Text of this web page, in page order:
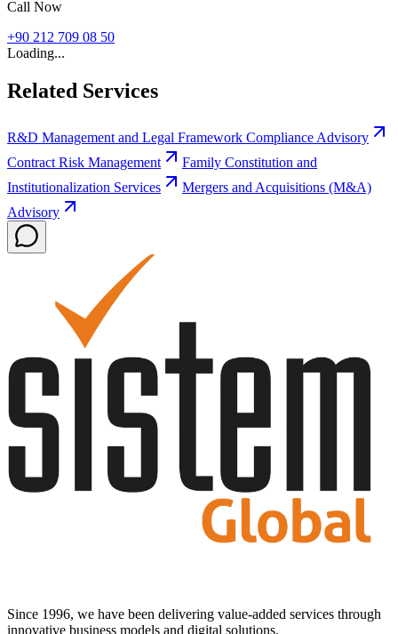
Call Now
+90 212 709 08 50
Loading...
Related Services
R&D Management and Legal Framework Compliance Advisory
Contract Risk Management
Family Constitution and
Institutionalization Services
Mergers and Acquisitions (M&A)
Advisory
Since 1996, we have been delivering value-added services through
innovative business models and digital solutions.